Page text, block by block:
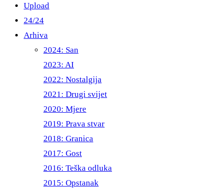
Upload
24/24
Arhiva
2024: San
2023: AI
2022: Nostalgija
2021: Drugi svijet
2020: Mjere
2019: Prava stvar
2018: Granica
2017: Gost
2016: Teška odluka
2015: Opstanak